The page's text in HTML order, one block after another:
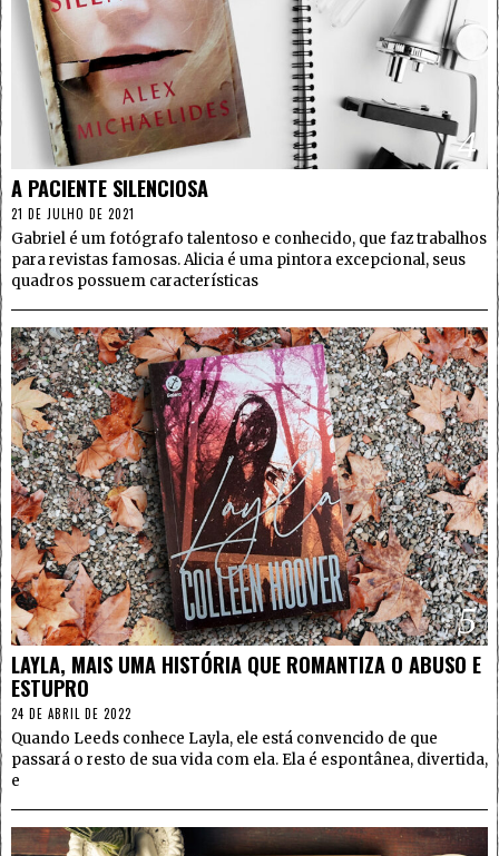
4
A PACIENTE SILENCIOSA
21 DE JULHO DE 2021
Gabriel é um fotógrafo talentoso e conhecido, que faz trabalhos
para revistas famosas. Alicia é uma pintora excepcional, seus
quadros possuem características
5
LAYLA, MAIS UMA HISTÓRIA QUE ROMANTIZA O ABUSO E
ESTUPRO
24 DE ABRIL DE 2022
Quando Leeds conhece Layla, ele está convencido de que
passará o resto de sua vida com ela. Ela é espontânea, divertida,
e